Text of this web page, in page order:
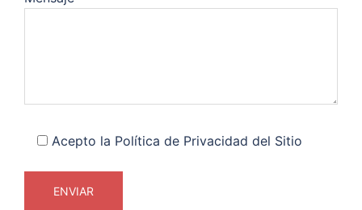
Acepto la Política de Privacidad del Sitio